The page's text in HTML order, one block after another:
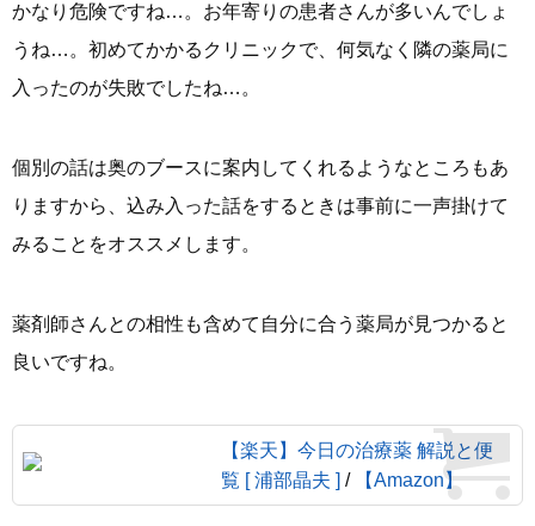
かなり危険ですね…。お年寄りの患者さんが多いんでしょ
うね…。初めてかかるクリニックで、何気なく隣の薬局に
入ったのが失敗でしたね…。
個別の話は奥のブースに案内してくれるようなところもあ
りますから、込み入った話をするときは事前に一声掛けて
みることをオススメします。
薬剤師さんとの相性も含めて自分に合う薬局が見つかると
良いですね。
【楽天】今日の治療薬 解説と便
覧 [ 浦部晶夫 ] / 【Amazon】